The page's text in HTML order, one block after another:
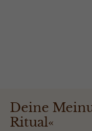
Deine
Ritual«